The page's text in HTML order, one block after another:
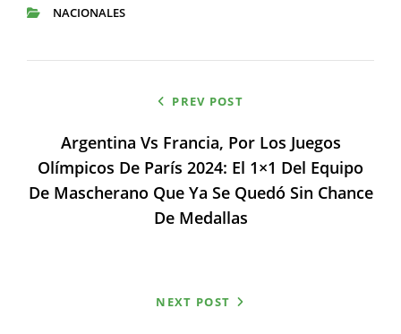
NACIONALES
entradas
PREV POST
Argentina Vs Francia, Por Los Juegos
Olímpicos De París 2024: El 1×1 Del Equipo
De Mascherano Que Ya Se Quedó Sin Chance
De Medallas
NEXT POST